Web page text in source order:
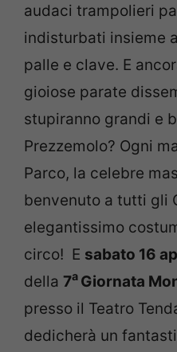
audaci trampolieri
indisturbati insieme
palle e clave. E
gioiose parate
stupiranno grandi e
Prezzemolo? Ogni
Parco, la celebre
benvenuto a tutti gli
elegantissimo
circo! E sabato 16
della 7a Giornata
presso il Teatro
dedicherà un